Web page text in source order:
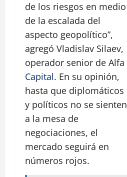
de los riesgos en medio
de la escalada del
aspecto geopolítico”,
agregó Vladislav Silaev,
operador senior de Alfa
Capital. En su opinión,
hasta que diplomáticos
y políticos no se sienten
a la mesa de
negociaciones, el
mercado seguirá en
números rojos.